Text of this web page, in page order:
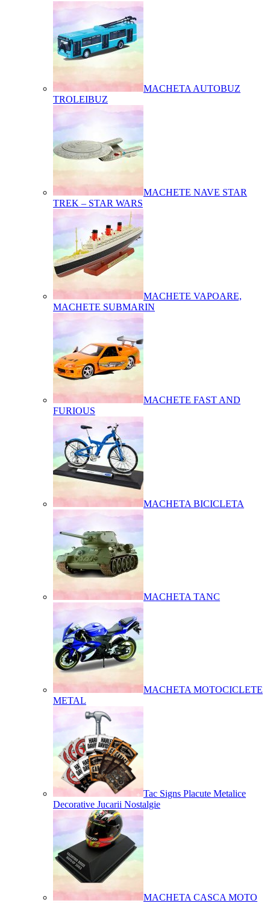
MACHETA AUTOBUZ
TROLEIBUZ
MACHETE NAVE STAR
TREK – STAR WARS
MACHETE VAPOARE,
MACHETE SUBMARIN
MACHETE FAST AND
FURIOUS
MACHETA BICICLETA
MACHETA TANC
MACHETA MOTOCICLETE
METAL
Tac Signs Placute Metalice
Decorative Jucarii Nostalgie
MACHETA CASCA MOTO